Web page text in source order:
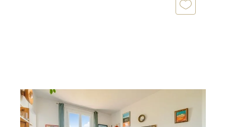
PARIS 75020
35,08 m
2 , 2 pièces
Ref : 11549